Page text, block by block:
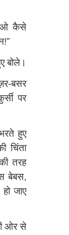
कैसे
बोले।
बसर
पर
हुए
चिंता
तरह
बेबस,
जाए
ओर से